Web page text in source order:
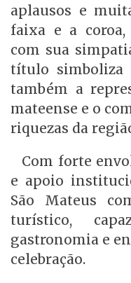
aplausos e
faixa e a
com sua
título simboliza
também a
mateense e o
riquezas da
Com forte
e apoio
São Mateus
turístico,
gastronomia e
celebração.